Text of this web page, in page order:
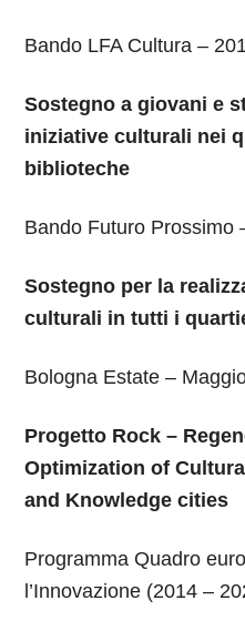
Bando LFA Cultura –
Sostegno a giovani e
iniziative culturali nei
biblioteche
Bando Futuro Prossimo
Sostegno per la
culturali in tutti i
Bologna Estate –
Progetto Rock –
Optimization of
and Knowledge cities
Programma Quadro
l’Innovazione (2014 –